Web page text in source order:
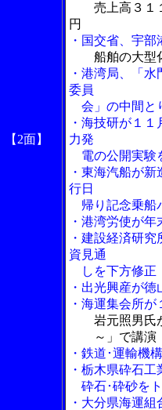
【2面】
売上高３１
円
・国交省、宇
船舶の大型
・港湾局、「
委員
会」の中間と
・海技研が１
力発
電の公開実験
・東海汽船が
行日
帰り記念乗船
・港湾労使が
・建設経済研
資見通
しを下方修正
・出光興産が
・海運集会所
岩元照男氏
～」で講演
・鉄道･運輸機
・栃木県砕石
砕石･砕砂を
・大分県海運